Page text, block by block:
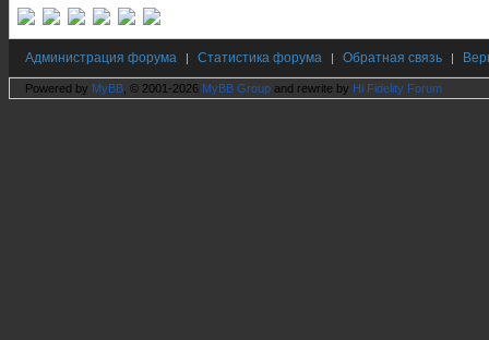
Администрация форума | Статистика форума | Обратная связь |
Powered by MyBB , © 2001-2026 MyBB Group and rewrite by Hi Fidelity Forum